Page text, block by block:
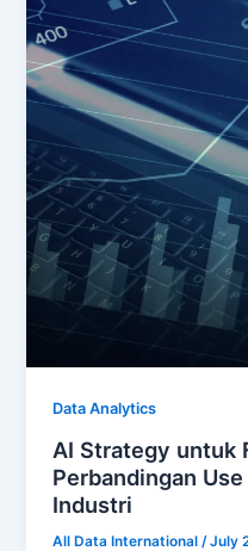
Data Analytics
AI Strategy untuk
Perbandingan
Industri
All Data International/July